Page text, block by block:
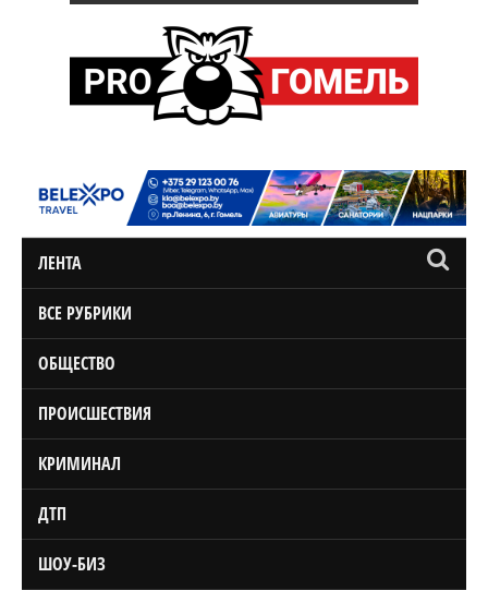
ЛЕНТА
ВСЕ РУБРИКИ
ОБЩЕСТВО
ПРОИСШЕСТВИЯ
КРИМИНАЛ
ДТП
ШОУ-БИЗ